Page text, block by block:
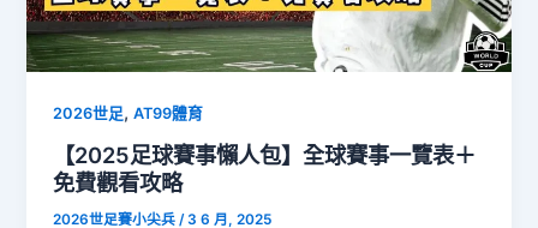
2026世足,AT99體育
【2025足球賽事懶人包】全球賽事一覽表＋
免費觀看攻略
2026世足賽小尖兵/3 6 月, 2025